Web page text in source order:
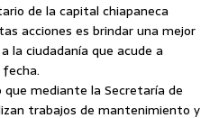
de la capital chiapaneca
acciones es brindar una mejor
la ciudadanía que acude a
que mediante la Secretaría de
trabajos de mantenimiento y